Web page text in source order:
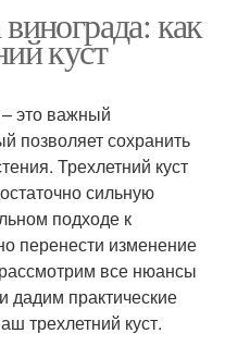
как
куст
это важный
позволяет сохранить
Трехлетний куст
сильную
подходе к
перенести изменение
все нюансы
дадим практические
трехлетний куст.